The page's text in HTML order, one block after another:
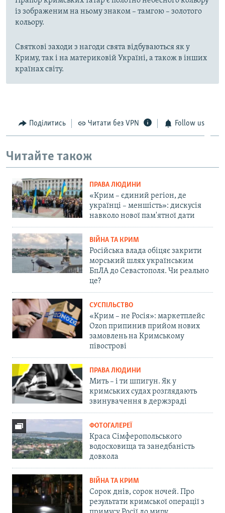
із зображеним на ньому знаком – тамгою – золотого
кольору.
Святкові заходи з нагоди свята відбуваються як у
Криму, так і на материковій Україні, а також в інших
країнах світу.
Поділитись Читати без VPN Follow us
Читайте також
ПРАВА ЛЮДИНИ
«Крим – єдиний регіон, де
українці – меншість»: дискусія
навколо нової пам'ятної дати
ВІЙНА ТА КРИМ
Російська влада обіцяє закрити
морський шлях українським
БпЛА до Севастополя. Чи реально
це?
СУСПІЛЬСТВО
«Крим – не Росія»: маркетплейс
Ozon припинив прийом нових
замовлень на Кримському
півострові
ПРАВА ЛЮДИНИ
Мить – і ти шпигун. Як у
кримських судах розглядають
звинувачення в держзраді
ФОТОГАЛЕРЕЇ
Краса Сімферопольського
водосховища та занедбаність
довкола
ВІЙНА ТА КРИМ
Сорок днів, сорок ночей. Про
результати кримської операції з